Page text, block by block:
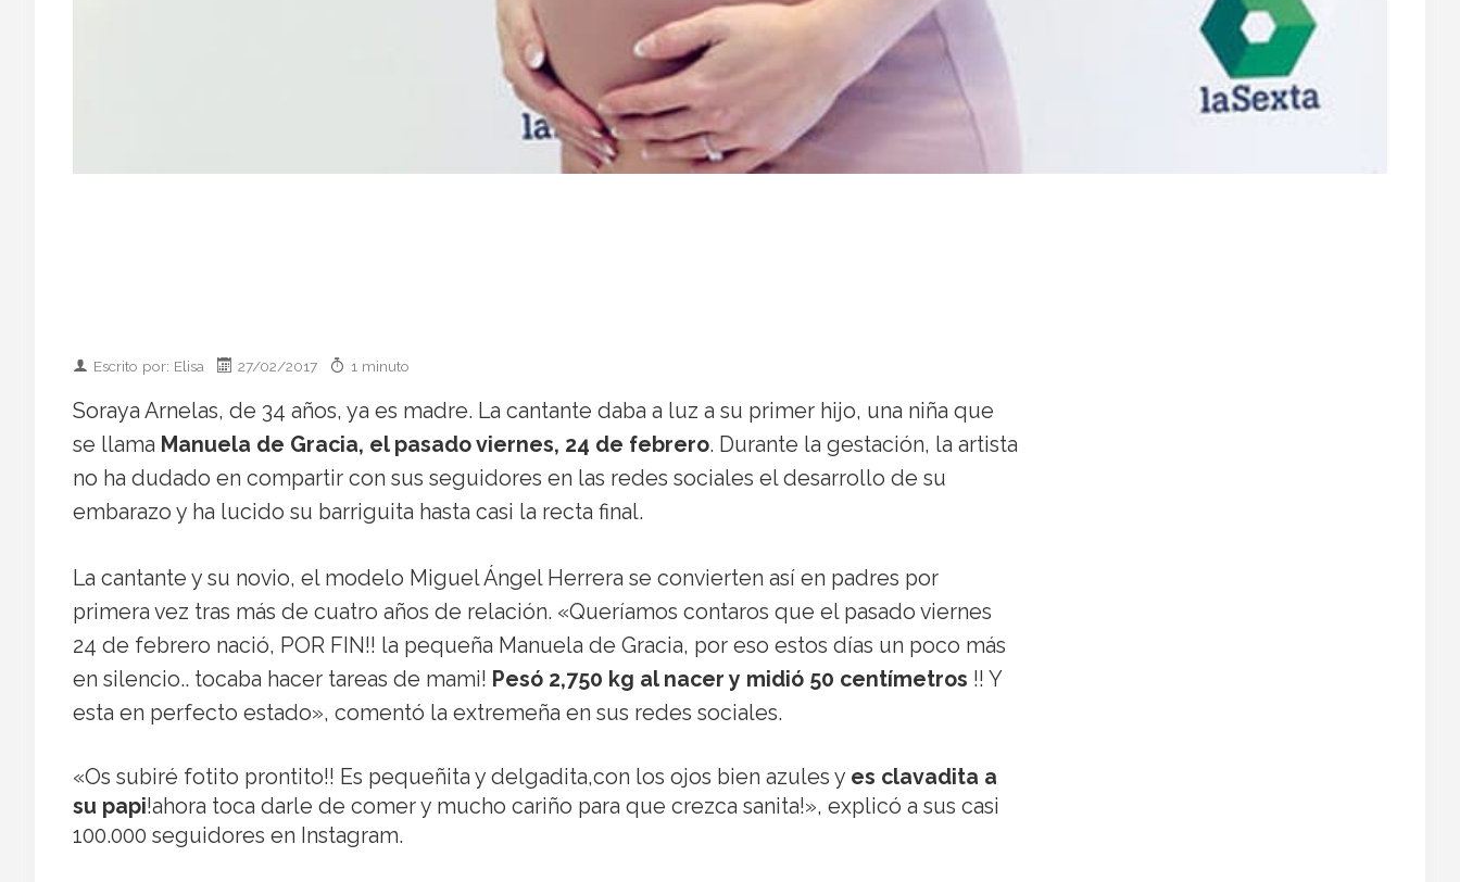
Escrito por: Elisa 27/02/2017 1 minuto
Soraya Arnelas, de 34 años, ya es madre. La cantante daba a luz a su primer hijo, una niña que
se llama Manuela de Gracia, el pasado viernes, 24 de febrero. Durante la gestación, la artista
no ha dudado en compartir con sus seguidores en las redes sociales el desarrollo de su
embarazo y ha lucido su barriguita hasta casi la recta final.
La cantante y su novio, el modelo Miguel Ángel Herrera se convierten así en padres por
primera vez tras más de cuatro años de relación. «Queríamos contaros que el pasado viernes
24 de febrero nació, POR FIN!! la pequeña Manuela de Gracia, por eso estos días un poco más
en silencio.. tocaba hacer tareas de mami! Pesó 2,750 kg al nacer y midió 50 centímetros !! Y
esta en perfecto estado», comentó la extremeña en sus redes sociales.
«Os subiré fotito prontito!! Es pequeñita y delgadita,con los ojos bien azules y es clavadita a
su papi!ahora toca darle de comer y mucho cariño para que crezca sanita!», explicó a sus casi
100.000 seguidores en Instagram.